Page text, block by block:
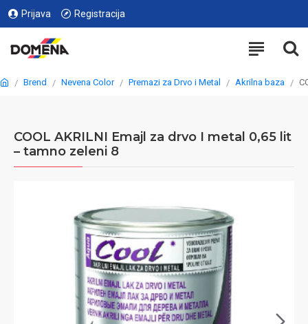
Prijava Registracija
Brend Nevena Color Premazi za Drvo i Metal Akrilna baza
COOL AKRILNI Emajl za drvo I metal 0,65 lit
– tamno zeleni 8